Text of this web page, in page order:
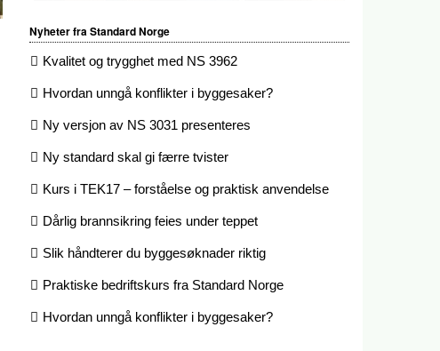
Nyheter fra Standard Norge
Kvalitet og trygghet med NS 3962
Hvordan unngå konflikter i byggesaker?
Ny versjon av NS 3031 presenteres
Ny standard skal gi færre tvister
Kurs i TEK17 – forståelse og praktisk anvendelse
Dårlig brannsikring feies under teppet
Slik håndterer du byggesøknader riktig
Praktiske bedriftskurs fra Standard Norge
Hvordan unngå konflikter i byggesaker?